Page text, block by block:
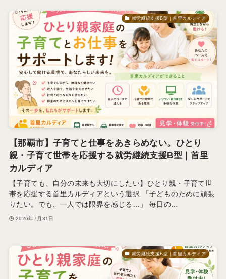
就労継続支援B型｜首里カルディア
【那覇市】子育てと仕事をあきらめない。ひとり
親・子育て世帯を応援する就労継続支援B型｜首里
カルディア
【子育ても、自分の未来も大切にしたい】ひとり親・子育て世
帯を応援する首里カルディアという選択 「子どものために頑張
りたい。でも、一人では限界を感じる…」 毎日の…
2026年7月31日
就労継続支援B型｜首里カルディア